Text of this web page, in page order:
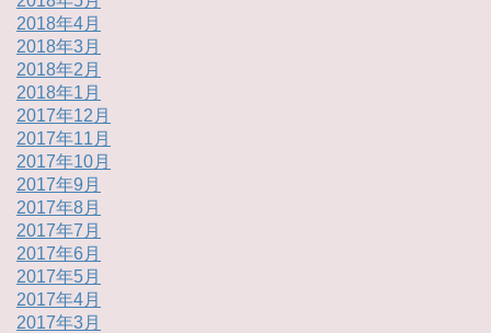
2018年4月
2018年3月
2018年2月
2018年1月
2017年12月
2017年11月
2017年10月
2017年9月
2017年8月
2017年7月
2017年6月
2017年5月
2017年4月
2017年3月